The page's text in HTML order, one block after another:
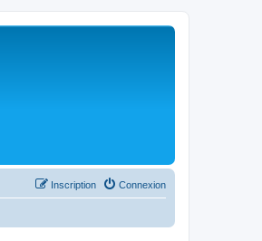
Connexion
Inscription